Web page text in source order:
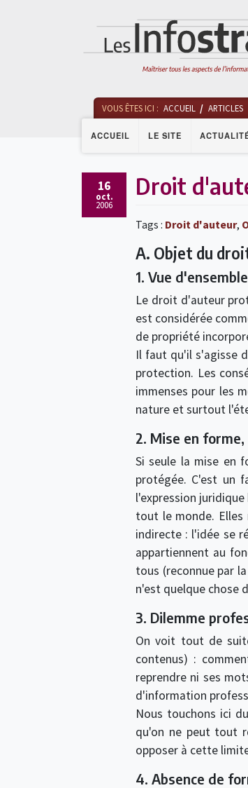
ACCUEIL LE SITE
VOUS ÊTES ICI : ACCUEIL ARTICLES
16
oct.
2006
Droit
Tags : Droit d'auteur,
A. Objet du
1. Vue d'ensemble
Le droit d'auteur
est considérée
de propriété
Il faut qu'il s'agisse
protection. Les
immenses pour les
nature et surtout
2. Mise en
Si seule la mise en
protégée. C'est un
l'expression
tout le monde.
indirecte : l'idée se
appartiennent au
tous (reconnue par la
n'est quelque chose
3. Dilemme
On voit tout de
contenus) :
reprendre ni ses
d'information
Nous touchons ici
qu'on ne peut tout
opposer à cette
4. Absence de